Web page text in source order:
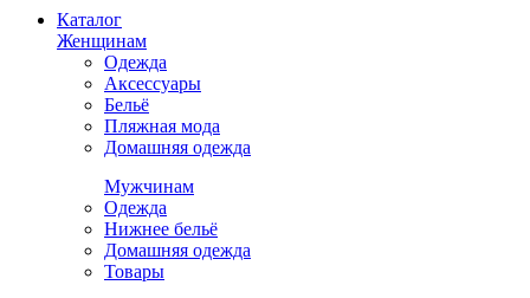
Каталог
Женщинам
Одежда
Аксессуары
Бельё
Пляжная мода
Домашняя одежда
Мужчинам
Одежда
Нижнее бельё
Домашняя одежда
Товары